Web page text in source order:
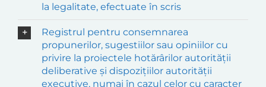
la legalitate, efectuate în scris
Registrul pentru consemnarea
propunerilor, sugestiilor sau opiniilor cu
privire la proiectele hotărârilor autorității
deliberative și dispozițiilor autorității
executive, numai în cazul celor cu caracter